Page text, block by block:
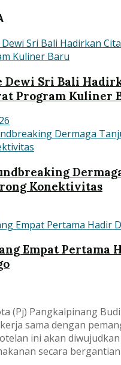
Dewi Sri Bali
Program Kuliner
Konektivitas
Empat Pertama
(Pj) Pangkalpinang
sama dengan
ini akan
secara